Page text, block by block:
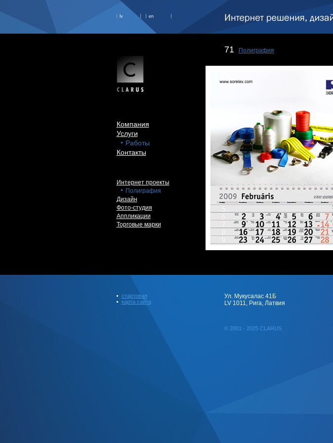
lv en
Компания
Услуги
Работы
Контакты
Интернет проекты
Полиграфия
Дизайн
Фото-студия
Аппликации
Торговые марки
71 Полиграфия
стартовая
карта сайта
Ул. Мукусалас 41Б
LV 1011, Рига, Латвия
© 2001 - 2025 CLARUS